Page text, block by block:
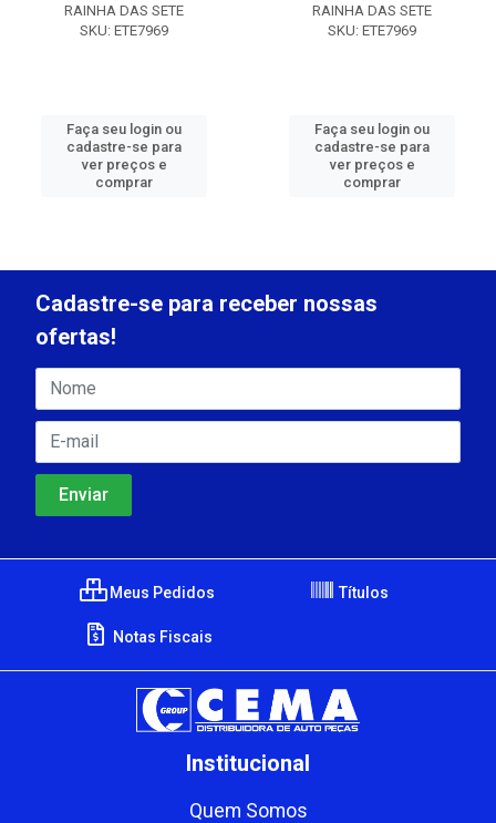
RAINHA DAS SETE
SKU: ETE7969
Faça seu login ou
cadastre-se para
ver preços e
comprar
RAINHA DAS SETE
SKU: ETE7969
Faça seu login ou
cadastre-se para
ver preços e
comprar
Cadastre-se para receber nossas
ofertas!
Meus Pedidos Títulos
Notas Fiscais
Institucional
Quem Somos